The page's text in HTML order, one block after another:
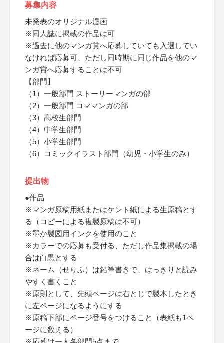
募集内容
未発表のオリジナル漫画
※同人誌に掲載の作品は可
※過去に他のマンガ賞へ応募していても入選してい
なければ応募可、ただし同時期に同じ作品を他のマ
ンガ賞へ応募することは不可
【部門】
（1）一般部門 ストーリーマンガの部
（2）一般部門 コママンガの部
（3）高校生部門
（4）中学生部門
（5）小学生部門
（6）コミックイラスト部門（幼児・小学生のみ）
提出物
●作品
※マンガ原稿用紙またはケント紙による生原稿とす
る（コピーによる複製原稿は不可）
※墨か製図用インクを使用のこと
※カラーでの応募も受付る、ただし作品集掲載の場
合は白黒とする
※ネーム（せりふ）は鉛筆書きで、はっきりと読み
やすく書くこと
※原則として、先頭ページは右とじで製本したとき
に左ページになるようにする
※原稿下部にページ番号をつけること（表紙も1ペ
ージに数える）